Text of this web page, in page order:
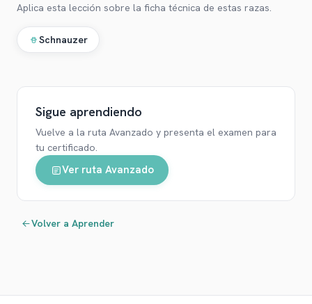
Aplica esta lección sobre la ficha técnica de estas razas.
Schnauzer
Sigue aprendiendo
Vuelve a la ruta Avanzado y presenta el examen para
tu certificado.
Ver ruta Avanzado
Volver a Aprender